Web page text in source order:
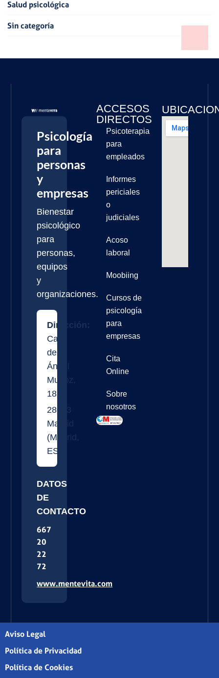
Salud psicológica
Sin categoría
Psicología
para
personas
y
empresas
Bienestar
psicológico
para
personas,
equipos
y
organizaciones.
Dirección:
Calle
de
Ángel
Muñoz,
18
28043
Madrid
(Madrid ,
ES
DATOS
DE
CONTACTO
667
20
22
72
www.mentevita.com
ACCESOS
DIRECTOS
Psicoterapia
para
empleados
Informes
periciales
o
judiciales
Acoso
laboral
Moobiing
Cursos de
psicología
para
empresas
Cita
Online
Sobre
nosotros
Aviso Legal
Política de Privacidad
Política de Cookies